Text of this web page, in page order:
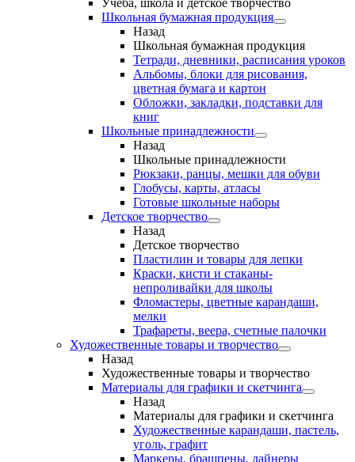
Учеба, школа и детское творчество
Школьная бумажная продукция
Назад
Школьная бумажная продукция
Тетради, дневники, расписания уроков
Альбомы, блоки для рисования,
цветная бумага и картон
Обложки, закладки, подставки для
книг
Школьные принадлежности
Назад
Школьные принадлежности
Рюкзаки, ранцы, мешки для обуви
Глобусы, карты, атласы
Готовые школьные наборы
Детское творчество
Назад
Детское творчество
Пластилин и товары для лепки
Краски, кисти и стаканы-
непроливайки для школы
Фломастеры, цветные карандаши,
мелки
Трафареты, веера, счетные палочки
Художественные товары и творчество
Назад
Художественные товары и творчество
Материалы для графики и скетчинга
Назад
Материалы для графики и скетчинга
Художественные карандаши, пастель,
уголь, графит
Маркеры, брашпены, лайнеры